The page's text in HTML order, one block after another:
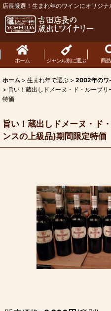
店長厳選！生まれ年のワインにオリジ
ホーム ジャンル別に選ぶ 商
ホーム > 生まれ年で選ぶ > 2002年のワ
> 旨い！蔵出しドメーヌ・ド・ルーブ
特価
旨い！蔵出しドメーヌ・ド
ンスの上級品)期間限定特価